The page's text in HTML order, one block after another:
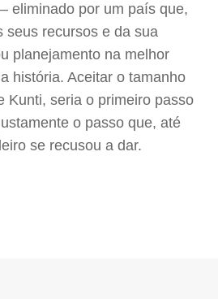
eliminado por um país que,
seus recursos e da sua
planejamento na melhor
história. Aceitar o tamanho
Kunti, seria o primeiro passo
o passo que, até
se recusou a dar.